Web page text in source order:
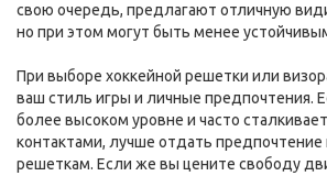
свою очередь, предлагают отличную
но при этом могут быть менее
При выборе хоккейной решетки или
ваш стиль игры и личные предпочтения.
более высоком уровне и часто
контактами, лучше отдать
решеткам. Если же вы цените свободу